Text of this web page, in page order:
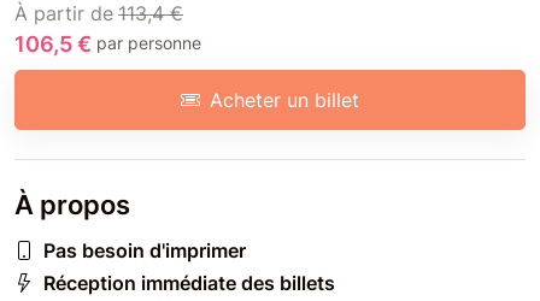
À partir de 113,4 €
106,5 € par personne
Acheter un billet
À propos
Pas besoin d'imprimer
Réception immédiate des billets